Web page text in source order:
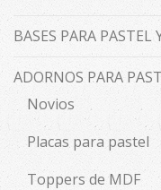
BASES PARA PASTEL
ADORNOS PARA
Novios
Placas para pastel
Toppers de MDF